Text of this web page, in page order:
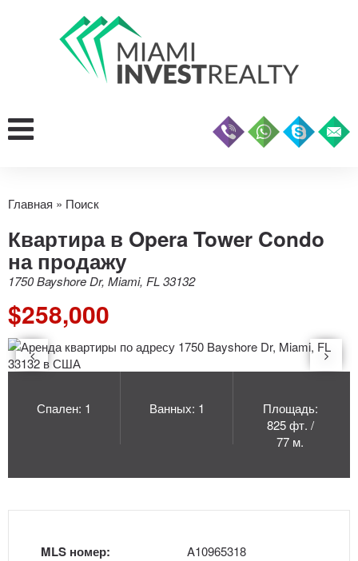
Главная » Поиск
Квартира в Opera Tower Condo
на продажу
1750 Bayshore Dr, Miami, FL 33132
$258,000
Спален: 1 Ванных: 1
Площадь:
825 фт. /
77 м.
MLS номер:
A10965318